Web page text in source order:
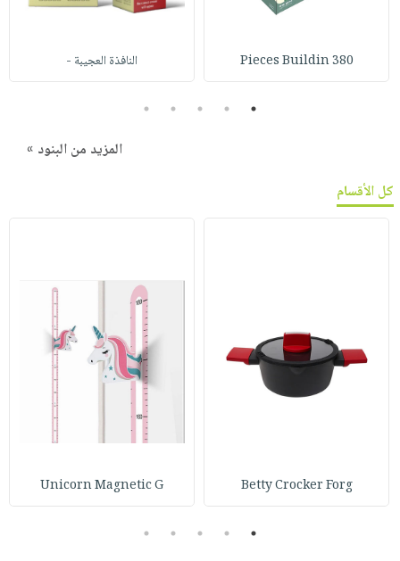
380 Pieces Buildin النافذة العجيبة -
1
2
3
4
5
المزيد من البنود »
كل الأقسام
Betty Crocker Forg
Unicorn Magnetic G
1
2
3
4
5